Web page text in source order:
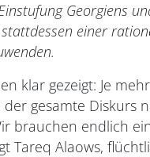
Georgiens
einer
klar gezeigt: Je
gesamte Diskurs
brauchen endlich
Tareq Alaows,